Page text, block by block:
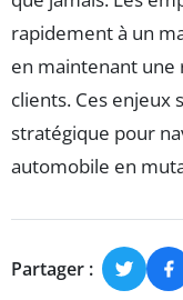
rapidement à un
en maintenant une
clients. Ces enjeux
stratégique pour
automobile en
Partager :